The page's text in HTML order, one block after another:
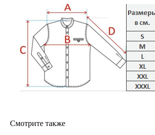
Смотрите также